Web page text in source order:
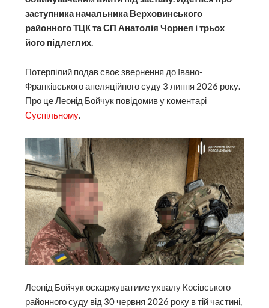
заступника начальника Верховинського
районного ТЦК та СП Анатолія Чорнея і трьох
його підлеглих.
Потерпілий подав своє звернення до Івано-
Франківського апеляційного суду 3 липня 2026 року.
Про це Леонід Бойчук повідомив у коментарі
Суспільному.
Леонід Бойчук оскаржуватиме ухвалу Косівського
районного суду від 30 червня 2026 року в тій частині,